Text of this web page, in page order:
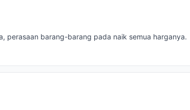
perasaan barang-barang pada naik semua harganya.